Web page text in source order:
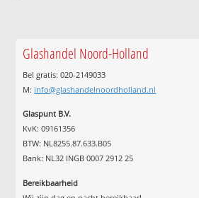
Glashandel Noord-Holland
Bel gratis: 020-2149033
M: info@glashandelnoordholland.nl
Glaspunt B.V.
KvK: 09161356
BTW: NL8255.87.633.B05
Bank: NL32 INGB 0007 2912 25
Bereikbaarheid